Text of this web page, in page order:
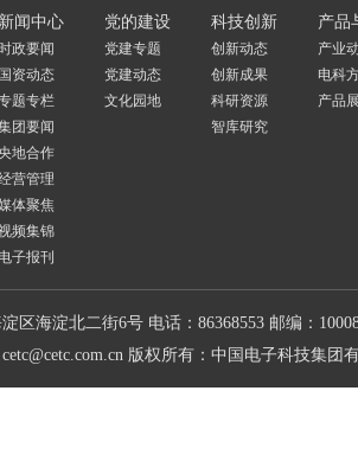
新闻中心
时政要闻
国资动态
题专栏
团要闻
地合作
营管理
体聚焦
频集锦
电子报刊
党的建设
党建专题
党建动态
文化园地
科技创新
创新动态
创新成果
科研资源
智库研究
产品
产业
电科
产品
区海淀北二街6号 电话：86368553 邮编：
版权所有：中国电子科技集团